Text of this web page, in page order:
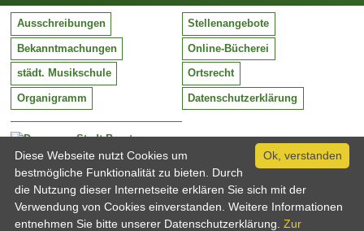
Stadt Barntrup
Mittelstraße 38
32683 Barntrup
Tel:
Email:
05263 / 409-0
info@barntrup.de
Ausschreibungen Stellenangebote
Bekanntmachungen Online-Bücherei
städt. Musikschule Ortsrecht
Organigramm Datenschutzerklärung
Ok, verstanden
Diese Webseite nutzt Cookies um
bestmögliche Funktionalität zu bieten. Durch
die Nutzung dieser Internetseite erklären Sie sich mit der
Verwendung von Cookies einverstanden. Weitere Informationen
entnehmen Sie bitte unserer Datenschutzerklärung. Zur